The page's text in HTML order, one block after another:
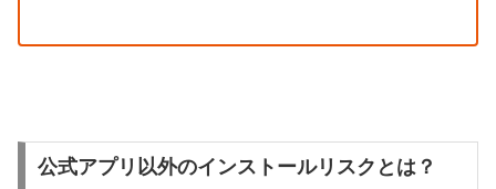
公式アプリ以外のインストールリスクとは？